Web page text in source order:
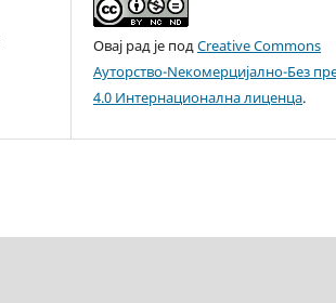
Овај рад је подCreative Commons
Aуторство-Nекомерцијално-Без
4.0 Интернационална лиценца.